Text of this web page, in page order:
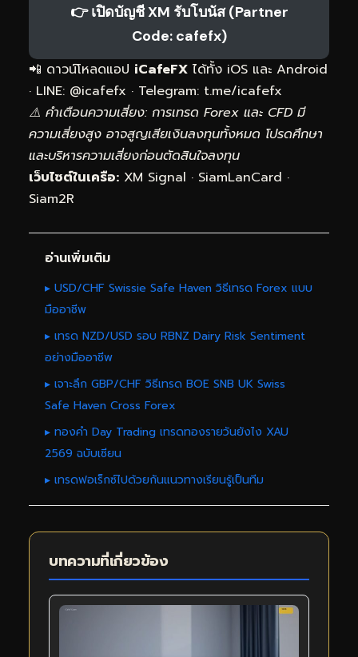
👉 เปิดบัญชี XM รับโบนัส (Partner
Code: cafefx)
📲 ดาวน์โหลดแอป iCafeFX ได้ทั้ง iOS และ Android
· LINE: @icafefx · Telegram: t.me/icafefx
⚠️ คำเตือนความเสี่ยง: การเทรด Forex และ CFD มี
ความเสี่ยงสูง อาจสูญเสียเงินลงทุนทั้งหมด โปรดศึกษา
และบริหารความเสี่ยงก่อนตัดสินใจลงทุน
เว็บไซต์ในเครือ: XM Signal · SiamLanCard ·
Siam2R
อ่านเพิ่มเติม
▸ USD/CHF Swissie Safe Haven วิธีเทรด Forex แบบ
มืออาชีพ
▸ เทรด NZD/USD รอบ RBNZ Dairy Risk Sentiment
อย่างมืออาชีพ
▸ เจาะลึก GBP/CHF วิธีเทรด BOE SNB UK Swiss
Safe Haven Cross Forex
▸ ทองคำ Day Trading เทรดทองรายวันยังไง XAU
2569 ฉบับเซียน
▸ เทรดฟอเร็กซ์ไปด้วยกันแนวทางเรียนรู้เป็นทีม
บทความที่เกี่ยวข้อง